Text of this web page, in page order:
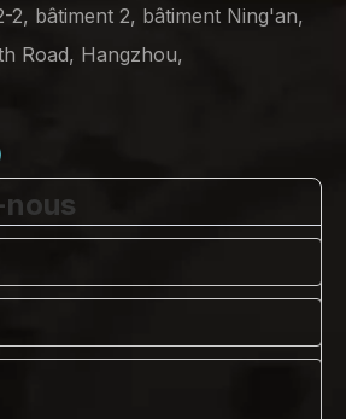
2, bâtiment 2, bâtiment Ning'an,
Road, Hangzhou,